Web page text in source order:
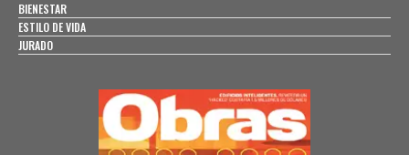
BIENESTAR
ESTILO DE VIDA
JURADO